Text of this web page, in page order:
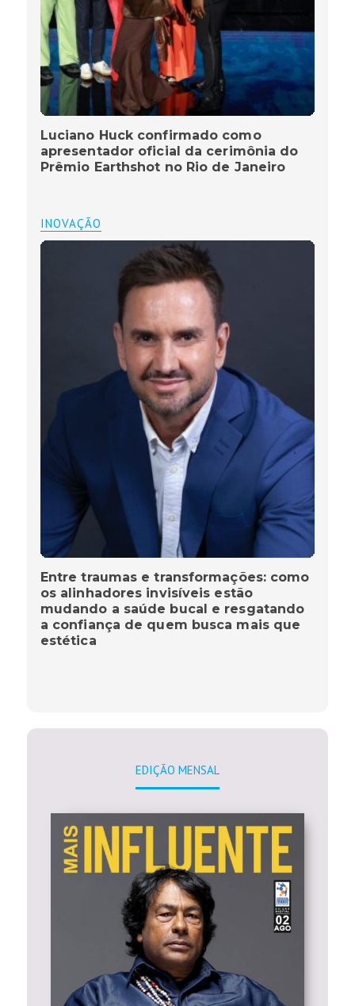
Luciano Huck confirmado como
apresentador oficial da cerimônia do
Prêmio Earthshot no Rio de Janeiro
INOVAÇÃO
Entre traumas e transformações: como
os alinhadores invisíveis estão
mudando a saúde bucal e resgatando
a confiança de quem busca mais que
estética
EDIÇÃO MENSAL